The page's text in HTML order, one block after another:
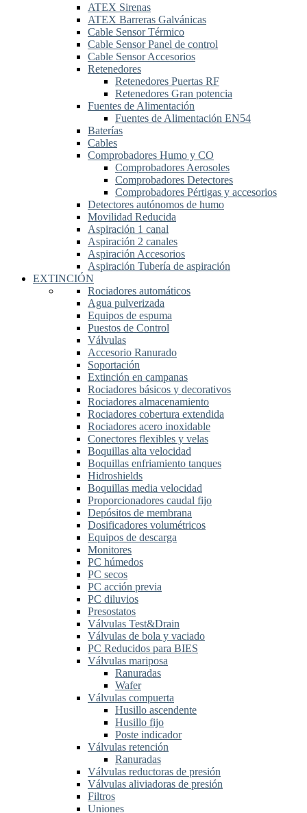
ATEX Sirenas
ATEX Barreras Galvánicas
Cable Sensor Térmico
Cable Sensor Panel de control
Cable Sensor Accesorios
Retenedores
Retenedores Puertas RF
Retenedores Gran potencia
Fuentes de Alimentación
Fuentes de Alimentación EN54
Baterías
Cables
Comprobadores Humo y CO
Comprobadores Aerosoles
Comprobadores Detectores
Comprobadores Pértigas y accesorios
Detectores autónomos de humo
Movilidad Reducida
Aspiración 1 canal
Aspiración 2 canales
Aspiración Accesorios
Aspiración Tubería de aspiración
EXTINCIÓN
Rociadores automáticos
Agua pulverizada
Equipos de espuma
Puestos de Control
Válvulas
Accesorio Ranurado
Soportación
Extinción en campanas
Rociadores básicos y decorativos
Rociadores almacenamiento
Rociadores cobertura extendida
Rociadores acero inoxidable
Conectores flexibles y velas
Boquillas alta velocidad
Boquillas enfriamiento tanques
Hidroshields
Boquillas media velocidad
Proporcionadores caudal fijo
Depósitos de membrana
Dosificadores volumétricos
Equipos de descarga
Monitores
PC húmedos
PC secos
PC acción previa
PC diluvios
Presostatos
Válvulas Test&Drain
Válvulas de bola y vaciado
PC Reducidos para BIES
Válvulas mariposa
Ranuradas
Wafer
Válvulas compuerta
Husillo ascendente
Husillo fijo
Poste indicador
Válvulas retención
Ranuradas
Válvulas reductoras de presión
Válvulas aliviadoras de presión
Filtros
Uniones